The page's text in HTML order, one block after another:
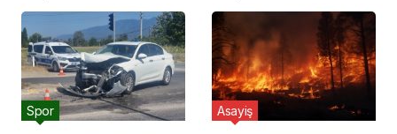
Spor Asayiş